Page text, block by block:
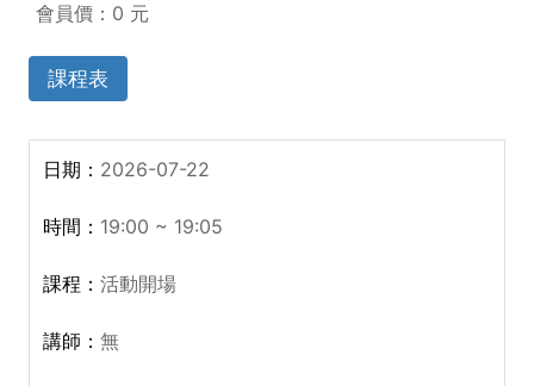
會員價：0 元
課程表
2026-07-22
19:00 ~ 19:05
活動開場
無